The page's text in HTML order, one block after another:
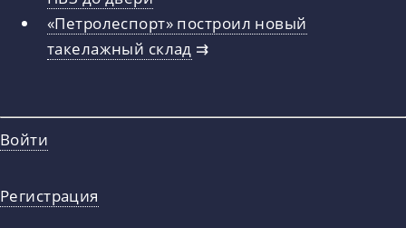
«Петролеспорт» построил новый
такелажный склад ⇉
Войти
Регистрация